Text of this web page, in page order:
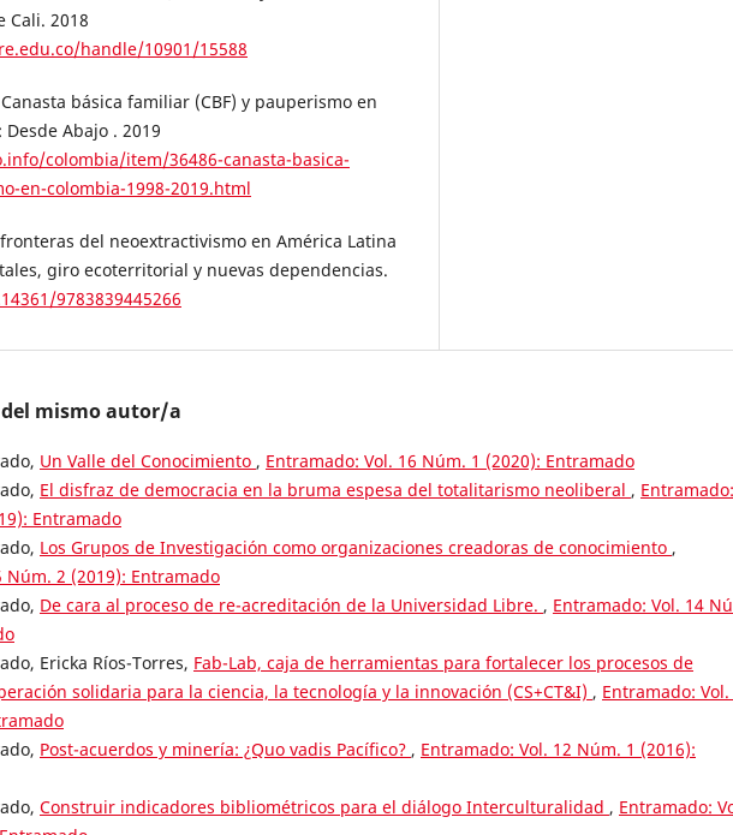
Cali. 2018
handle/10901/15588
Canasta básica familiar (CBF) y pauperismo en
Abajo . 2019
colombia/item/36486-canasta-basica-
en-colombia-1998-2019.html
del neoextractivismo en América Latina
giro ecoterritorial y nuevas dependencias.
9783839445266
mismo autor/a
Un Valle del Conocimiento , Entramado: Vol. 16 Núm. 1 (2020): Entramado
El disfraz de democracia en la bruma espesa del totalitarismo neoliberal , Entramado:
Entramado
Los Grupos de Investigación como organizaciones creadoras de conocimiento ,
Núm. 2 (2019): Entramado
De cara al proceso de re-acreditación de la Universidad Libre. , Entramado: Vol. 14
Ericka Ríos-Torres, Fab-Lab, caja de herramientas para fortalecer los procesos de
solidaria para la ciencia, la tecnología y la innovación (CS+CT&I) , Entramado:
Post-acuerdos y minería: ¿Quo vadis Pacífico? , Entramado: Vol. 12 Núm. 1 (2016):
Construir indicadores bibliométricos para el diálogo Interculturalidad , Entramado: